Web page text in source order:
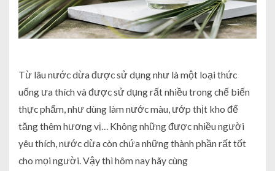
Từ lâu nước dừa được sử dụng như là một loại thức
uống ưa thích và được sử dụng rất nhiều trong chế biến
thực phẩm, như dùng làm nước màu, ướp thịt kho để
tăng thêm hương vị… Không những được nhiều người
yêu thích, nước dừa còn chứa những thành phần rất tốt
cho mọi người. Vậy thì hôm nay hãy cùng